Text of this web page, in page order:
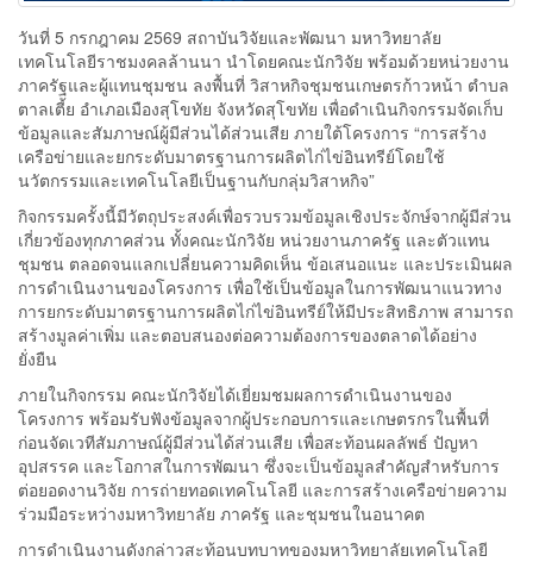
วันที่ 5 กรกฎาคม 2569 สถาบันวิจัยและพัฒนา มหาวิทยาลัย
เทคโนโลยีราชมงคลล้านนา นำโดยคณะนักวิจัย พร้อมด้วยหน่วยงาน
ภาครัฐและผู้แทนชุมชน ลงพื้นที่ วิสาหกิจชุมชนเกษตรก้าวหน้า ตำบล
ตาลเตี้ย อำเภอเมืองสุโขทัย จังหวัดสุโขทัย เพื่อดำเนินกิจกรรมจัดเก็บ
ข้อมูลและสัมภาษณ์ผู้มีส่วนได้ส่วนเสีย ภายใต้โครงการ “การสร้าง
เครือข่ายและยกระดับมาตรฐานการผลิตไก่ไข่อินทรีย์โดยใช้
นวัตกรรมและเทคโนโลยีเป็นฐานกับกลุ่มวิสาหกิจ”
กิจกรรมครั้งนี้มีวัตถุประสงค์เพื่อรวบรวมข้อมูลเชิงประจักษ์จากผู้มีส่วน
เกี่ยวข้องทุกภาคส่วน ทั้งคณะนักวิจัย หน่วยงานภาครัฐ และตัวแทน
ชุมชน ตลอดจนแลกเปลี่ยนความคิดเห็น ข้อเสนอแนะ และประเมินผล
การดำเนินงานของโครงการ เพื่อใช้เป็นข้อมูลในการพัฒนาแนวทาง
การยกระดับมาตรฐานการผลิตไก่ไข่อินทรีย์ให้มีประสิทธิภาพ สามารถ
สร้างมูลค่าเพิ่ม และตอบสนองต่อความต้องการของตลาดได้อย่าง
ยั่งยืน
ภายในกิจกรรม คณะนักวิจัยได้เยี่ยมชมผลการดำเนินงานของ
โครงการ พร้อมรับฟังข้อมูลจากผู้ประกอบการและเกษตรกรในพื้นที่
ก่อนจัดเวทีสัมภาษณ์ผู้มีส่วนได้ส่วนเสีย เพื่อสะท้อนผลลัพธ์ ปัญหา
อุปสรรค และโอกาสในการพัฒนา ซึ่งจะเป็นข้อมูลสำคัญสำหรับการ
ต่อยอดงานวิจัย การถ่ายทอดเทคโนโลยี และการสร้างเครือข่ายความ
ร่วมมือระหว่างมหาวิทยาลัย ภาครัฐ และชุมชนในอนาคต
การดำเนินงานดังกล่าวสะท้อนบทบาทของมหาวิทยาลัยเทคโนโลยี